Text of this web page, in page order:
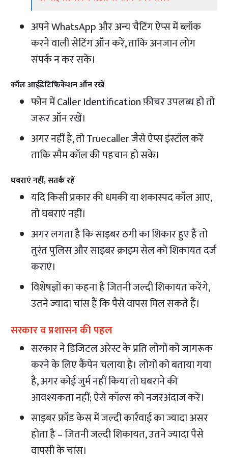
अपने WhatsApp और अन्य चैटिंग ऐप्स में ब्लॉक
करने वाली सेटिंग ऑन करें, ताकि अनजान लोग
संपर्क न कर सकें।
कॉल आईडेंटिफिकेशन ऑन रखें
फोन में Caller Identification फ़ीचर उपलब्ध हो तो
जरूर ऑन रखें।
अगर नहीं है, तो Truecaller जैसे ऐप्स इंस्टॉल करें
ताकि स्पैम कॉल की पहचान हो सके।
घबराएं नहीं, सतर्क रहें
यदि किसी प्रकार की धमकी या शकास्पद कॉल आए,
तो घबराएं नहीं।
अगर लगता है कि साइबर ठगी का शिकार हुए हैं तो
तुरंत पुलिस और साइबर क्राइम सेल को शिकायत दर्ज
कराएं।
विशेषज्ञों का कहना है जितनी जल्दी शिकायत करेंगे,
उतने ज्यादा चांस हैं कि पैसे वापस मिल सकते हैं।
सरकार व प्रशासन की पहल
सरकार ने डिजिटल अरेस्ट के प्रति लोगों को जागरूक
करने के लिए कैंपेन चलाया है। लोगों को बताया गया
है, अगर कोई जुर्म नहीं किया तो घबराने की
आवश्यकता नहीं; ऐसे कॉल्स को नजरअंदाज करें।
साइबर फ्रॉड केस में जल्दी कार्रवाई का ज्यादा असर
होता है – जितनी जल्दी शिकायत, उतने ज्यादा पैसे
वापसी के चांस।